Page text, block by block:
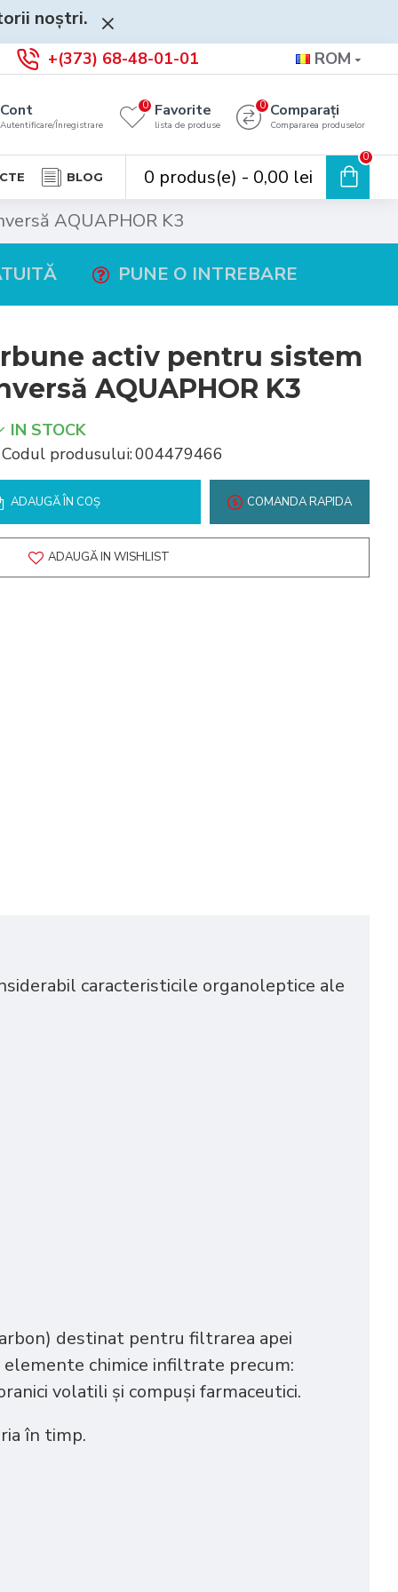
noștri.
+(373) 68-48-01-01 ROM
Cont
Autentificare/Înregistrare
Favorite
lista de produse
0 Comparați
Compararea produselor
0
BLOG 0 produs(e) - 0,00 lei
0
AQUAPHOR K3
PUNE O INTREBARE
activ pentru sistem
AQUAPHOR K3
IN STOCK
Codul produsului:004479466
ADAUGĂ ÎN COŞ COMANDA RAPIDA
ADAUGĂ IN WISHLIST
caracteristicile organoleptice ale
destinat pentru filtrarea apei
chimice infiltrate precum:
volatili și compuși farmaceutici.
în timp.